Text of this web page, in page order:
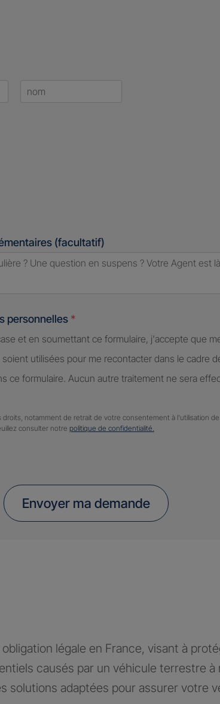
(facultatif)
personnelles *
et en soumettant ce formulaire, j'accepte que
utilisées pour me recontacter dans le cadre
ce formulaire. Aucun autre traitement ne sera
droits, notamment de retrait de votre consentement à l'utilisation
consulter notre politique de confidentialité.
Envoyer ma demande
légale en France, visant à
causés par un véhicule terrestre à
solutions adaptées pour assurer votre